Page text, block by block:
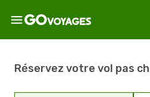
Réservez votre vol pas